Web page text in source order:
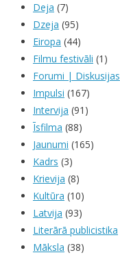
Deja (7)
Dzeja (95)
Eiropa (44)
Filmu festivāli (1)
Forumi | Diskusijas
Impulsi (167)
Intervija (91)
Īsfilma (88)
Jaunumi (165)
Kadrs (3)
Krievija (8)
Kultūra (10)
Latvija (93)
Literārā publicistika
Māksla (38)